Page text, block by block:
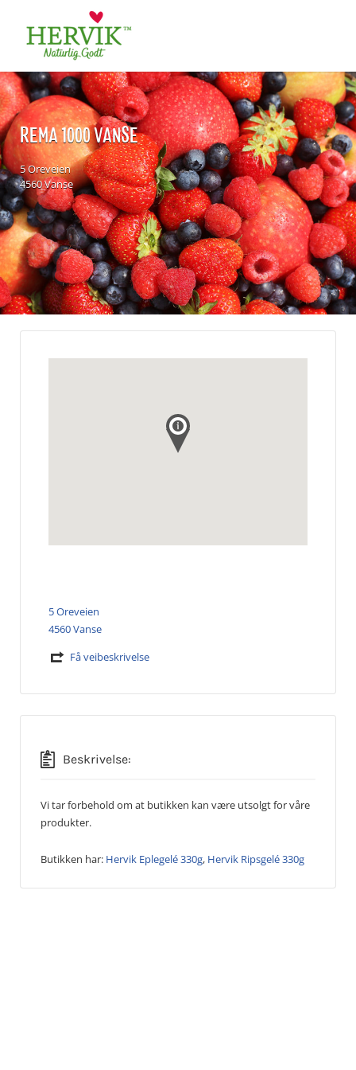
for:
REMA 1000 VANSE
5 Oreveien
4560 Vanse
5 Oreveien
4560 Vanse
Få veibeskrivelse
Beskrivelse:
Vi tar forbehold om at butikken kan være utsolgt for våre
produkter.
Butikken har: Hervik Eplegelé 330g, Hervik Ripsgelé 330g